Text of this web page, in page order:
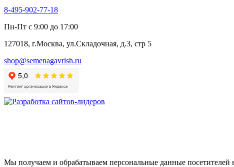
Алтей
Анис
Бессмертник
Валериана
Валерианелла
Гибискус лекарственный
Девясил
Душица
Змееголовник
8-495-902-77-18
Пн-Пт с 9:00 до 17:00
127018, г.Москва, ул.Складочная, д.3, стр 5
shop@semenagavrish.ru
Мы получаем и обрабатываем персональные данные посетителей